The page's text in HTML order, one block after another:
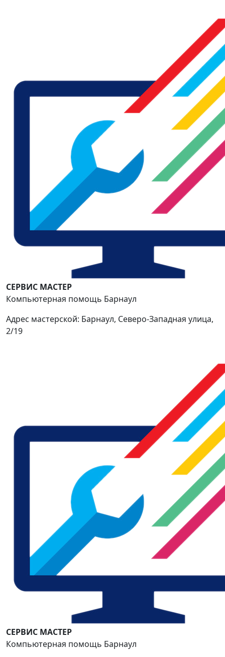
СЕРВИС МАСТЕР
Компьютерная помощь Барнаул
Адрес мастерской: Барнаул, Северо-Западная улица,
2/19
СЕРВИС МАСТЕР
Компьютерная помощь Барнаул